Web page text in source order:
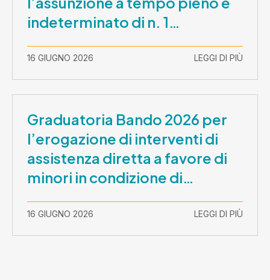
indeterminato di n. 1
Assistente Sociale –
Comunicazione prova scritta e
prova orale
16 GIUGNO 2026 LEGGI DI PIÙ
Graduatoria Bando 2026 per
l’erogazione di interventi di
assistenza diretta a favore di
minori in condizione di
disabilità con necessità di
sostegno elevato e molto
elevato (Misura B2) per
16 GIUGNO 2026 LEGGI DI PIÙ